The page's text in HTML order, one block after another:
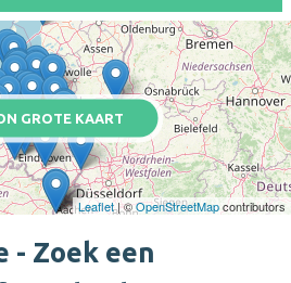
GROTE KAART
Leaflet| ©OpenStreetMapcontributors
- Zoek een